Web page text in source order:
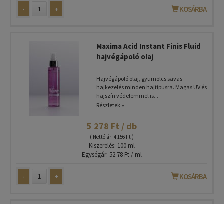
- + KOSÁRBA
Maxima Acid Instant Finis Fluid
hajvégápoló olaj
Hajvégápoló olaj, gyümölcs savas
hajkezelés minden hajtípusra. Magas UV és
hajszín védelemmel is...
Részletek »
5 278 Ft / db
( Nettó ár: 4 156 Ft )
Kiszerelés: 100 ml
Egységár: 52.78 Ft / ml
- + KOSÁRBA